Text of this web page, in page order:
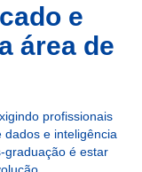
e
área de
profissionais
dados e inteligência
graduação é estar